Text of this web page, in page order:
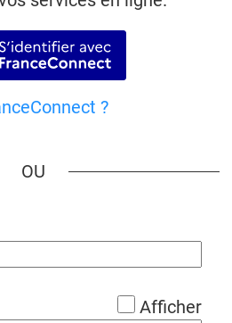
S’identifier avec
?
Afficher